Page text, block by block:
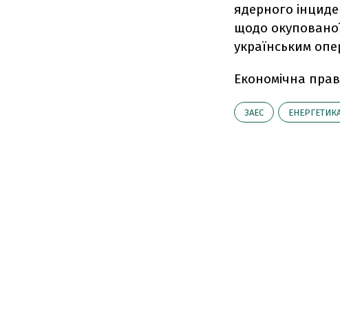
ядерного
щодо
українським
Економічна
ЗАЕС